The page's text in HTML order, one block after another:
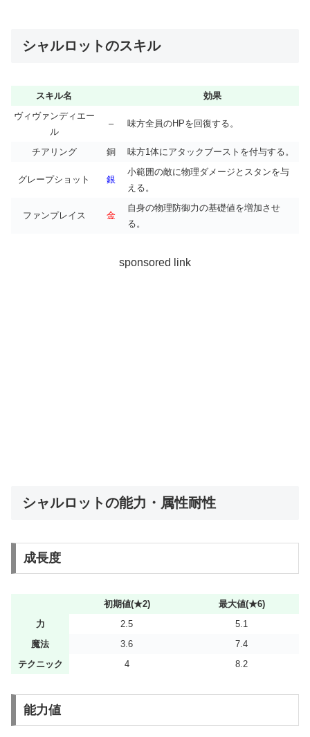
シャルロットのスキル
スキル名
効果
ヴィヴァンディエー
ル
– 味方全員のHPを回復する。
チアリング 銅 味方1体にアタックブーストを付与する。
グレープショット 銀
小範囲の敵に物理ダメージとスタンを与
える。
ファンプレイス 金
自身の物理防御力の基礎値を増加させ
る。
sponsored link
シャルロットの能力・属性耐性
成長度
初期値(★2)
最大値(★6)
力
2.5
5.1
魔法
3.6
7.4
テクニック
4 8.2
能力値